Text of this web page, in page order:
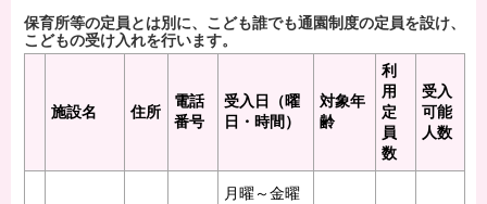
保育所等の定員とは別に、こども誰でも通園制度の定員を設け、
こどもの受け入れを行います。
施設名 住所
電話
番号
受入日（曜
日・時間）
対象年
齢
利
用
定
員
数
受入
可能
人数
月曜～金曜